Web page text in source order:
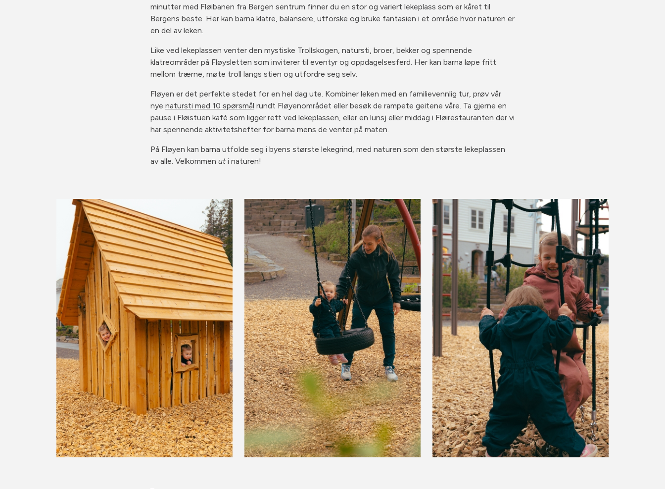
minutter med Fløibanen fra Bergen sentrum finner du en stor og variert lekeplass som er kåret til
Bergens beste. Her kan barna klatre, balansere, utforske og bruke fantasien i et område hvor naturen er
en del av leken.
Like ved lekeplassen venter den mystiske Trollskogen, natursti, broer, bekker og spennende
klatreområder på Fløysletten som inviterer til eventyr og oppdagelsesferd. Her kan barna løpe fritt
mellom trærne, møte troll langs stien og utfordre seg selv.
Fløyen er det perfekte stedet for en hel dag ute. Kombiner leken med en familievennlig tur, prøv vår
nye natursti med 10 spørsmål rundt Fløyenområdet eller besøk de rampete geitene våre. Ta gjerne en
pause i Fløistuen kafé som ligger rett ved lekeplassen, eller en lunsj eller middag i Fløirestauranten der vi
har spennende aktivitetshefter for barna mens de venter på maten.
På Fløyen kan barna utfolde seg i byens største lekegrind, med naturen som den største lekeplassen
av alle. Velkommen ut i naturen!